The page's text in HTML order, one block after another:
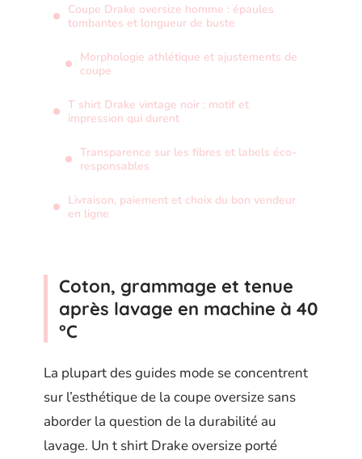
Coupe Drake oversize homme : épaules
tombantes et longueur de buste
Morphologie athlétique et ajustements de
coupe
T shirt Drake vintage noir : motif et
impression qui durent
Transparence sur les fibres et labels éco-
responsables
Livraison, paiement et choix du bon vendeur
en ligne
Coton, grammage et tenue
après lavage en machine à 40
°C
La plupart des guides mode se concentrent
sur l’esthétique de la coupe oversize sans
aborder la question de la durabilité au
lavage. Un t shirt Drake oversize porté